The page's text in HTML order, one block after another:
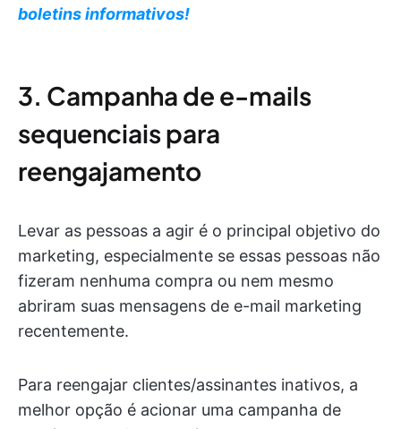
boletins informativos!
3. Campanha de e-mails
sequenciais para
reengajamento
Levar as pessoas a agir é o principal objetivo do
marketing, especialmente se essas pessoas não
fizeram nenhuma compra ou nem mesmo
abriram suas mensagens de e-mail marketing
recentemente.
Para reengajar clientes/assinantes inativos, a
melhor opção é acionar uma campanha de